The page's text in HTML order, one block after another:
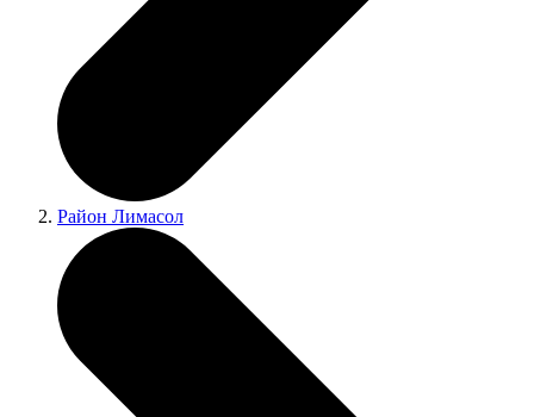
Район Лимасол